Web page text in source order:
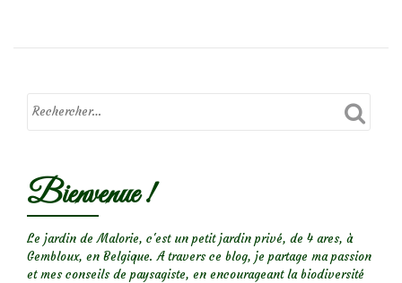
Bienvenue !
Le jardin de Malorie, c'est un petit jardin privé, de 4 ares, à
Gembloux, en Belgique. A travers ce blog, je partage ma passion
et mes conseils de paysagiste, en encourageant la biodiversité